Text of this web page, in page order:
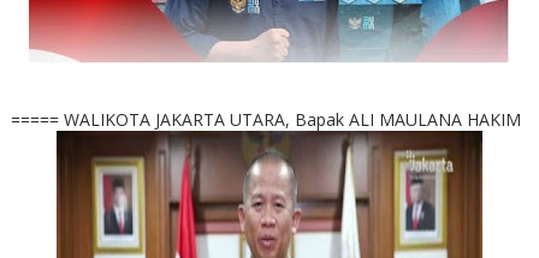
===== WALIKOTA JAKARTA UTARA, Bapak ALI MAULANA HAKIM